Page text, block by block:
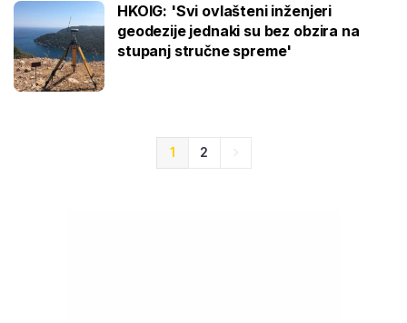
HKOIG: 'Svi ovlašteni inženjeri
geodezije jednaki su bez obzira na
stupanj stručne spreme'
1 2